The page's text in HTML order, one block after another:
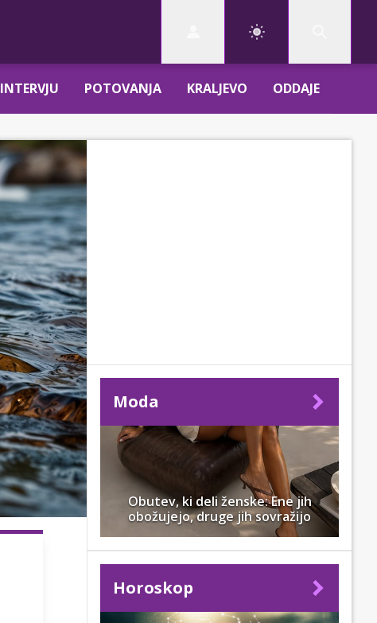
INTERVJU POTOVANJA KRALJEVO ODDAJE
Moda
Obutev, ki deli ženske: Ene jih
obožujejo, druge jih sovražijo
Horoskop